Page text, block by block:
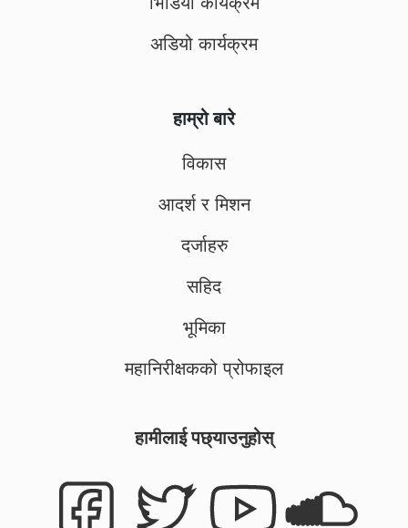
अडियो कार्यक्रम
हाम्रो बारे
विकास
आदर्श र मिशन
दर्जाहरु
सहिद
भूमिका
महानिरीक्षकको प्रोफाइल
हामीलाई पछ्याउनुहोस्